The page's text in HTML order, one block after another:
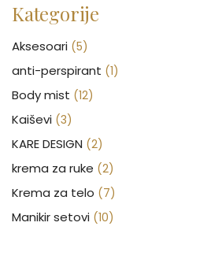
Kategorije
Aksesoari (5)
anti-perspirant (1)
Body mist (12)
Kaiševi (3)
KARE DESIGN (2)
krema za ruke (2)
Krema za telo (7)
Manikir setovi (10)